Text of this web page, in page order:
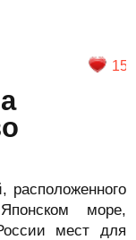
15
расположенного
море,
мест для